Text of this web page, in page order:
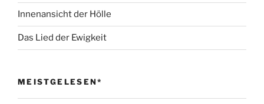
Innenansicht der Hölle
Das Lied der Ewigkeit
MEISTGELESEN*